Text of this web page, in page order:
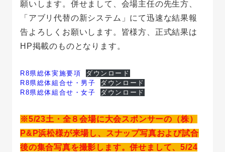
願いします。併せまして、会場主任の先生方、
「アブリ代替の新システム」にて迅速な結果報
告よろしくお願いします。皆様方、正式結果は
HP掲載のものとなります。
R8県総体実施要項
ダウンロード
R8県総体組合せ・男子
ダウンロード
R8県総体組合せ・女子
ダウンロード
※5/23土・全８会場に大会スポンサーの（株）
P&P浜松様が来場し、スナップ写真および試合
後の集合写真を撮影します。併せまして、5/24